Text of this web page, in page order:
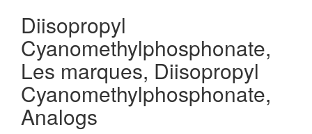
Diisopropyl
Cyanomethylphosphonate,
Les marques, Diisopropyl
Cyanomethylphosphonate,
Analogs